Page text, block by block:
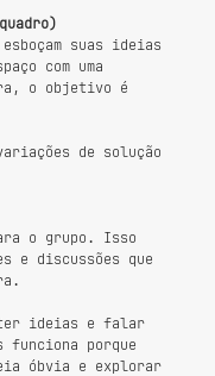
suas ideias
com uma
o objetivo é
de solução
o grupo. Isso
e discussões que
ter ideias e falar
funciona porque
óbvia e explorar